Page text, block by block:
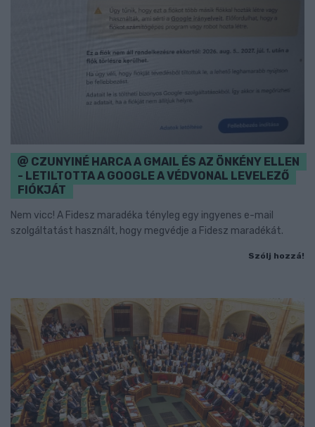
CZUNYINÉ HARCA A GMAIL ÉS AZ ÖNKÉNY ELLEN
- LETILTOTTA A GOOGLE A VÉDVONAL LEVELEZŐ
FIÓKJÁT
Nem vicc! A Fidesz maradéka tényleg egy ingyenes e-mail
szolgáltatást használt, hogy megvédje a Fidesz maradékát.
Szólj hozzá!